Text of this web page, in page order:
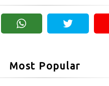
Most Popular